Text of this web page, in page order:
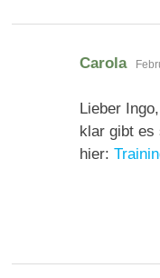
Carola
Lieber Ingo,
klar gibt es
hier: